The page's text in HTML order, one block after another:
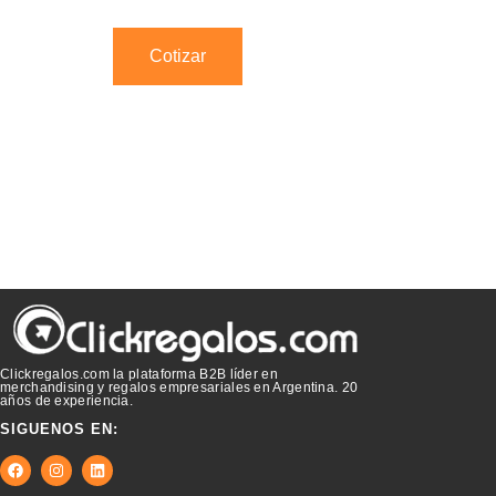
Cotizar
Clickregalos.com la plataforma B2B líder en
merchandising y regalos empresariales en Argentina. 20
años de experiencia.
SIGUENOS EN: